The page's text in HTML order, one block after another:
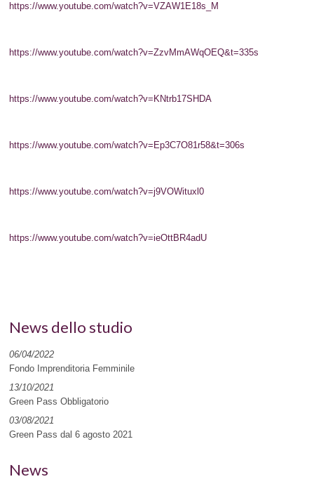
https://www.youtube.com/watch?v=VZAW1E18s_M
https://www.youtube.com/watch?v=ZzvMmAWqOEQ&t=335s
https://www.youtube.com/watch?v=KNtrb17SHDA
https://www.youtube.com/watch?v=Ep3C7O81r58&t=306s
https://www.youtube.com/watch?v=j9VOWituxl0
https://www.youtube.com/watch?v=ieOttBR4adU
News dello studio
06/04/2022
Fondo Imprenditoria Femminile
13/10/2021
Green Pass Obbligatorio
03/08/2021
Green Pass dal 6 agosto 2021
News